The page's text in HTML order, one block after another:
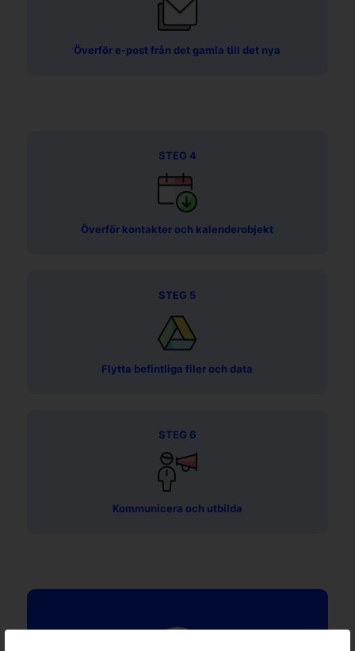
Överför e-post från det gamla till det nya
STEG 4
Överför kontakter och kalenderobjekt
STEG 5
Flytta befintliga filer och data
STEG 6
Kommunicera och utbilda